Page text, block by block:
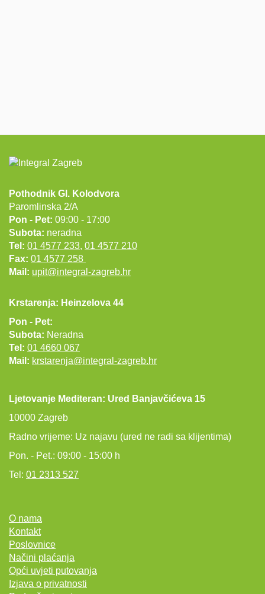
Pothodnik Gl. Kolodvora
Paromlinska 2/A
Pon - Pet: 09:00 - 17:00
Subota: neradna
Tel: 01 4577 233, 01 4577 210
Fax: 01 4577 258
Mail: upit@integral-zagreb.hr
Krstarenja: Heinzelova 44
Pon - Pet:
Subota: Neradna
Tel: 01 4660 067
Mail: krstarenja@integral-zagreb.hr
Ljetovanje Mediteran: Ured Banjavčićeva 15
10000 Zagreb
Radno vrijeme: Uz najavu (ured ne radi sa klijentima)
Pon. - Pet.: 09:00 - 15:00 h
Tel: 01 2313 527
O nama
Kontakt
Poslovnice
Načini plaćanja
Opći uvjeti putovanja
Izjava o privatnosti